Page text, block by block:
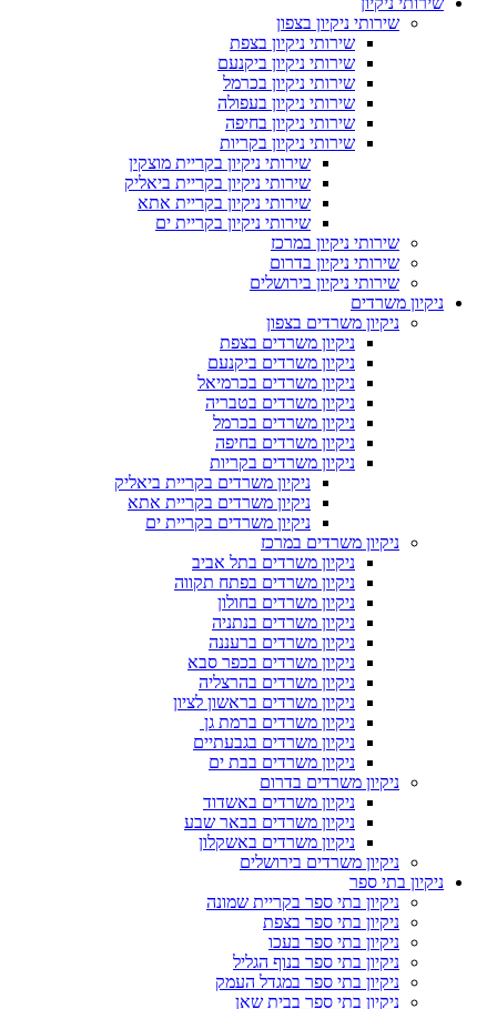
שירותי ניקיון בצפון
שירותי ניקיון בצפת
שירותי ניקיון ביקנעם
שירותי ניקיון בכרמל
שירותי ניקיון בעפולה
שירותי ניקיון בחיפה
שירותי ניקיון בקריות
שירותי ניקיון בקריית מוצקין
שירותי ניקיון בקריית ביאליק
שירותי ניקיון בקריית אתא
שירותי ניקיון בקריית ים
שירותי ניקיון במרכז
שירותי ניקיון בדרום
שירותי ניקיון בירושלים
ניקיון משרדים
ניקיון משרדים בצפון
ניקיון משרדים בצפת
ניקיון משרדים ביקנעם
ניקיון משרדים בכרמיאל
ניקיון משרדים בטבריה
ניקיון משרדים בכרמל
ניקיון משרדים בחיפה
ניקיון משרדים בקריות
ניקיון משרדים בקריית ביאליק
ניקיון משרדים בקריית אתא
ניקיון משרדים בקריית ים
ניקיון משרדים במרכז
ניקיון משרדים בתל אביב
ניקיון משרדים בפתח תקווה
ניקיון משרדים בחולון
ניקיון משרדים בנתניה
ניקיון משרדים ברעננה
ניקיון משרדים בכפר סבא
ניקיון משרדים בהרצליה
ניקיון משרדים בראשון לציון
ניקיון משרדים ברמת גן
ניקיון משרדים בגבעתיים
ניקיון משרדים בבת ים
ניקיון משרדים בדרום
ניקיון משרדים באשדוד
ניקיון משרדים בבאר שבע
ניקיון משרדים באשקלון
ניקיון משרדים בירושלים
ניקיון בתי ספר
ניקיון בתי ספר בקריית שמונה
ניקיון בתי ספר בצפת
ניקיון בתי ספר בעכו
ניקיון בתי ספר בנוף הגליל
ניקיון בתי ספר במגדל העמק
ניקיון בתי ספר בבית שאן